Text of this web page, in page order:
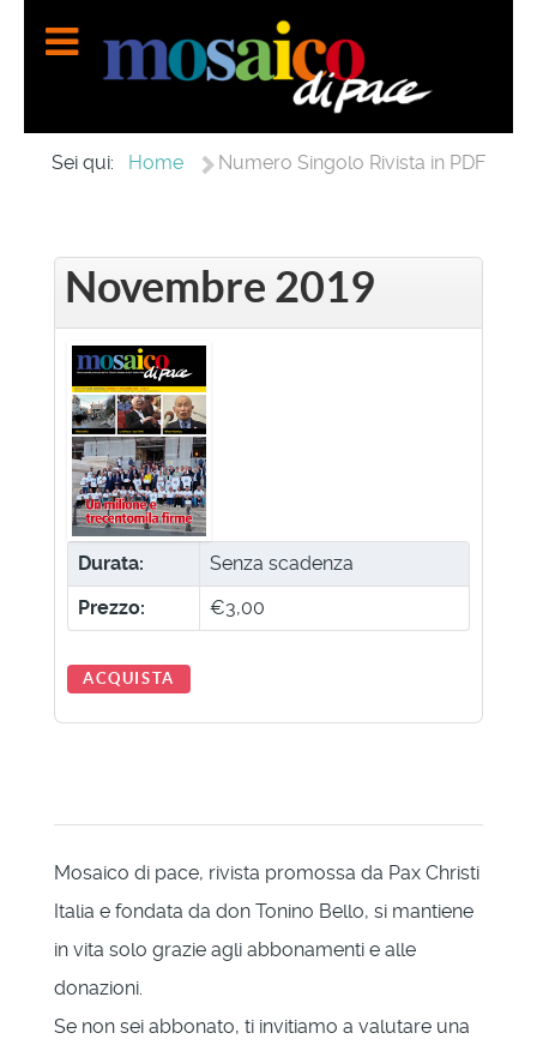
Sei qui: Home Numero Singolo Rivista in PDF
Novembre 2019
Durata:
Senza scadenza
Prezzo:
€3,00
ACQUISTA
Mosaico di pace, rivista promossa da Pax Christi
Italia e fondata da don Tonino Bello, si mantiene
in vita solo grazie agli abbonamenti e alle
donazioni.
Se non sei abbonato, ti invitiamo a valutare una